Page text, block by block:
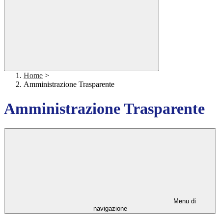
Home >
Amministrazione Trasparente
Amministrazione Trasparente
Menu di
navigazione